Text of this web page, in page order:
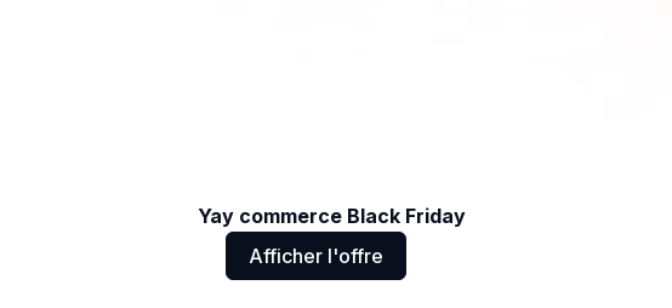
Yay commerce Black Friday
Afficher l'offre